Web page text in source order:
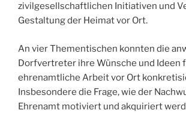
zivilgesellschaftlichen Initiativen und
Gestaltung der Heimat vor Ort.
An vier Thementischen konnten die
Dorfvertreter ihre Wünsche und Ideen
ehrenamtliche Arbeit vor Ort
Insbesondere die Frage, wie der
Ehrenamt motiviert und akquiriert